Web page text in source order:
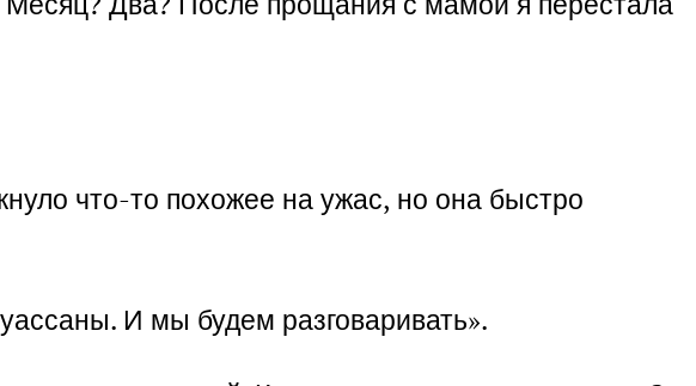
что-то похожее на ужас, но она быстро
И мы будем разговаривать».